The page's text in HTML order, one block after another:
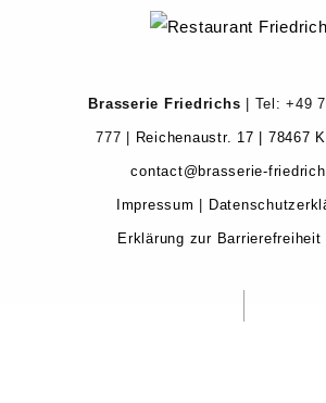
Brasserie Friedrichs | Tel: +49
777 Reichenaustr. 17 | 78467
contact@brasserie-
Impressum
Erklärung zur Barrierefreiheit